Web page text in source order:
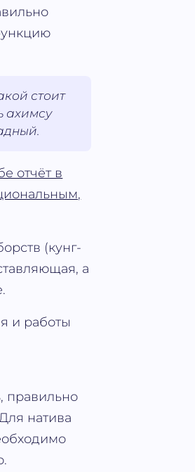
стоит
ахимсу
отчёт в
(кунг-
а
и работы
правильно
натива